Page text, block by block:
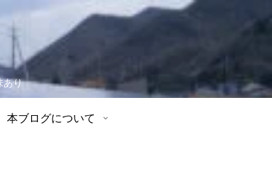
あり
本ブログについて